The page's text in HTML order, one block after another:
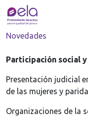
Novedades
Participación social
Presentación judicial
de las mujeres y
Organizaciones de la